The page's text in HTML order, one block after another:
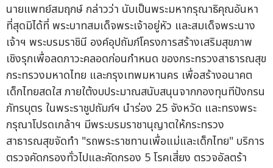
นายแพทย์สมฤกษ์ กล่าวว่า นับเป็นพระมหากรุณาธิคุณอันหา
ที่สุดมิได้ที่ พระบาทสมเด็จพระเจ้าอยู่หัว และสมเด็จพระนาง
เจ้าฯ พระบรมราชินี องค์อุปถัมภ์โครงการสร้างเสริมสุขภาพ
เชิงรุกเพื่อลดภาวะคลอดก่อนกำหนด ของกระทรวงสาธารณสุข
กระทรวงมหาดไทย และกรุงเทพมหานคร เพื่อสร้างอนาคต
เด็กไทยสดใส ภายใต้งบประมาณสนับสนุนจากกองทุนทีปังกรน
ภัทรบุตร ในพระราชูปถัมภ์ฯ นำร่อง 25 จังหวัด และทรงพระ
กรุณาโปรดเกล้าฯ มีพระบรมราชานุญาตให้กระทรวง
สาธารณสุขจัดทำ "รถพระราชทานเพื่อแม่และเด็กไทย" บริการ
ตรวจคัดกรองทั่วไปและคัดกรอง 5 โรคเสี่ยง ตรวจอัลตร้า